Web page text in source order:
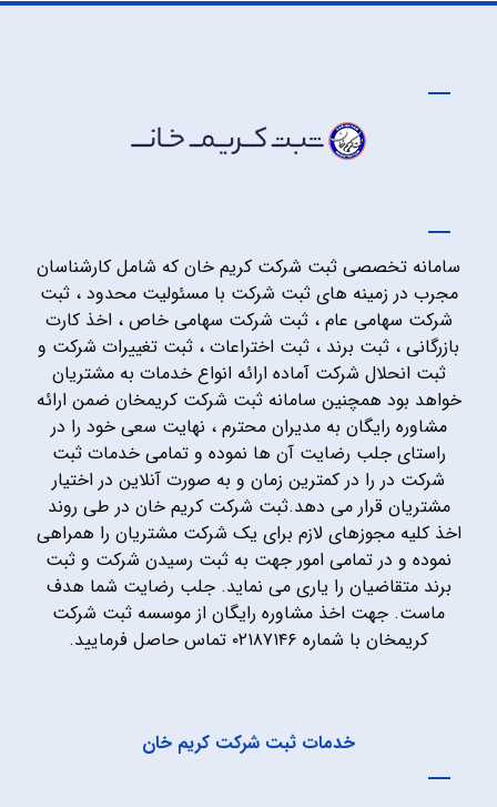
سامانه تخصصی ثبت شرکت کریم خان که شامل کارشناسان
مجرب در زمینه های ثبت شرکت با مسئولیت محدود ، ثبت
شرکت سهامی عام ، ثبت شرکت سهامی خاص ، اخذ کارت
بازرگانی ، ثبت برند ، ثبت اختراعات ، ثبت تغییرات شرکت و
ثبت انحلال شرکت آماده ارائه انواع خدمات به مشتریان
خواهد بود همچنین سامانه ثبت شرکت کریمخان ضمن ارائه
مشاوره رایگان به مدیران محترم ، نهایت سعی خود را در
راستای جلب رضایت آن ها نموده و تمامی خدمات ثبت
شرکت در را در کمترین زمان و به صورت آنلاین در اختیار
مشتریان قرار می دهد.ثبت شرکت کریم خان در طی روند
اخذ کلیه مجوزهای لازم برای یک شرکت مشتریان را همراهی
نموده و در تمامی امور جهت به ثبت رسیدن شرکت و ثبت
برند متقاضیان را یاری می نماید. جلب رضایت شما هدف
ماست. جهت اخذ مشاوره رایگان از موسسه ثبت شرکت
کریمخان با شماره ۰۲۱۸۷۱۴۶ تماس حاصل فرمایید.
خدمات ثبت شرکت کریم خان